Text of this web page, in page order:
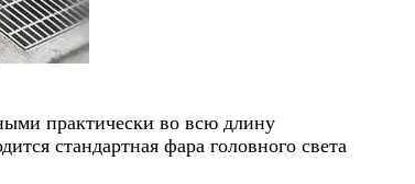
практически во всю длину
стандартная фара головного света